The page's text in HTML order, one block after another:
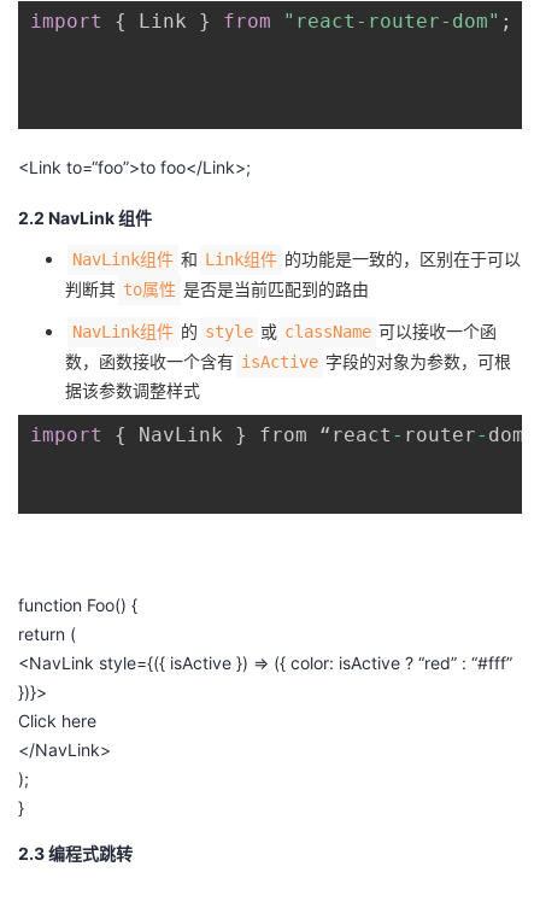
证实
验
的
收
议
import { Link } from "react-router-dom" ;
<Link to=“foo”>to foo</Link>;
2.2 NavLink 组件
NavLink组件 和 Link组件 的功能是一致的，区别在于可以
判断其 to属性 是否是当前匹配到的路由
NavLink组件 的 style 或 className 可以接收一个函
数，函数接收一个含有 isActive 字段的对象为参数，可根
据该参数调整样式
import { NavLink } from “react - router- dom”
function Foo() {
return (
<NavLink style={({ isActive }) => ({ color: isActive ? “red” : “#fff”
})}>
Click here
</NavLink>
);
}
2.3 编程式跳转